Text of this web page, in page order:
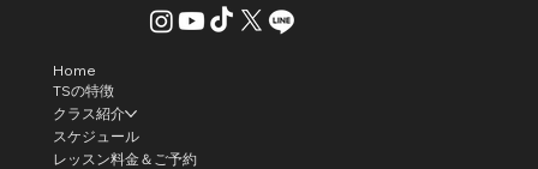
Home
TSの特徴
クラス紹介
スケジュール
レッスン料金＆ご予約